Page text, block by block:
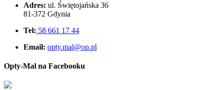
Adres: ul. Świętojańska 36
81-372 Gdynia
Tel: 58 661 17 44
Email: opty.mal@op.pl
Opty-Mal na Facebooku